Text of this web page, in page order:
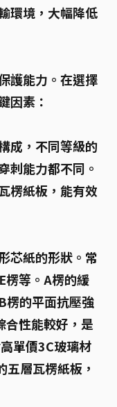
環境，大幅降低
護能力。在選擇
因素：
成，不同等級的
刺能力都不同。
楞紙板，能有效
芯紙的形狀。常
楞等。A楞的緩
楞的平面抗壓強
合性能較好，是
高單價3C玻璃材
五層瓦楞紙板 ，